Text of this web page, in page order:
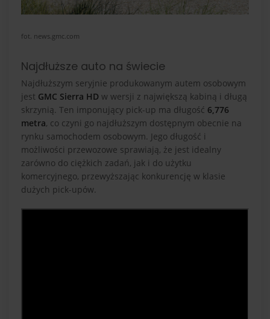
fot. news.gmc.com
Najdłuższe auto na świecie
Najdłuższym seryjnie produkowanym autem osobowym
jest GMC Sierra HD w wersji z największą kabiną i długą
skrzynią. Ten imponujący pick-up ma długość 6,776
metra, co czyni go najdłuższym dostępnym obecnie na
rynku samochodem osobowym. Jego długość i
możliwości przewozowe sprawiają, że jest idealny
zarówno do ciężkich zadań, jak i do użytku
komercyjnego, przewyższając konkurencję w klasie
dużych pick-upów.